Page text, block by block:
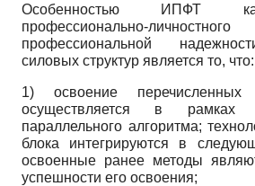
Особенностью ИПФТ
профессионально-
профессиональной
силовых структур является то, что:
1) освоение перечисленных
осуществляется в рамках
параллельного алгоритма;
блока интегрируются в
освоенные ранее методы
успешности его освоения;